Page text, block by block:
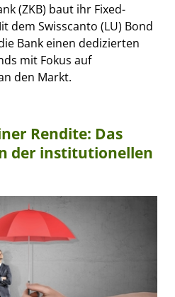
(ZKB) baut ihr Fixed-
dem Swisscanto (LU) Bond
Bank einen dedizierten
mit Fokus auf
den Markt.
Rendite: Das
der institutionellen